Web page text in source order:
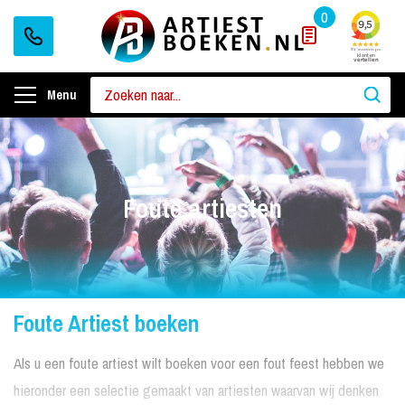
0
Menu
Foute artiesten
Foute Artiest boeken
Als u een foute artiest wilt boeken voor een fout feest hebben we
hieronder een selectie gemaakt van artiesten waarvan wij denken